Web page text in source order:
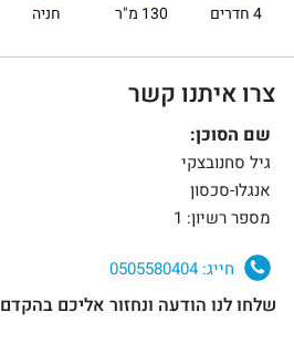
4 חדרים 130 מ"ר חניה
צרו איתנו קשר
שם הסוכן:
גיל סחנובצקי
אנגלו-סכסון
מספר רשיון: 1
חייג:
שלחו לנו הודעה ונחזור אליכם בהקדם